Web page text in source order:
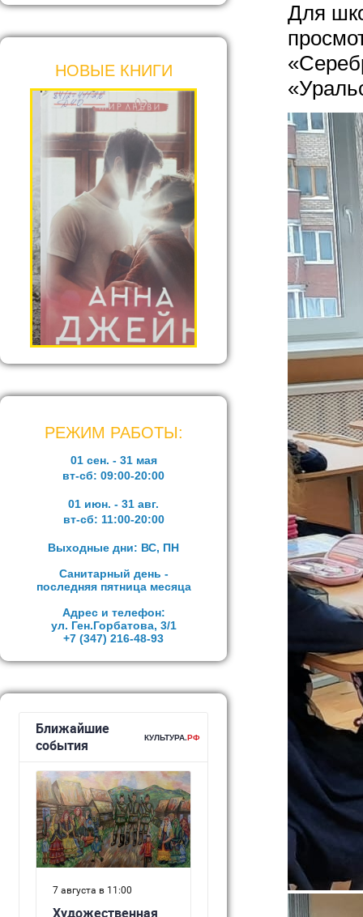
НОВЫЕ КНИГИ
РЕЖИМ РАБОТЫ:
01 сен. - 31 мая
вт-сб: 09:00-20:00
01 июн. - 31 авг.
вт-сб: 11:00-20:00
Выходные дни: ВС, ПН
Санитарный день -
последняя пятница месяца
Адрес и телефон:
ул. Ген.Горбатова, 3/1
+7 (347) 216-48-93
Для